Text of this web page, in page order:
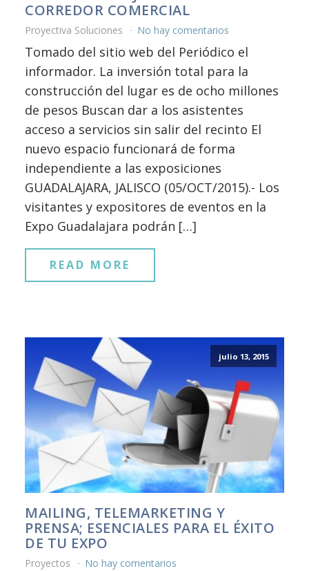
CORREDOR COMERCIAL
Proyectiva Soluciones No hay comentarios
Tomado del sitio web del Periódico el
informador. La inversión total para la
construcción del lugar es de ocho millones
de pesos Buscan dar a los asistentes
acceso a servicios sin salir del recinto El
nuevo espacio funcionará de forma
independiente a las exposiciones
GUADALAJARA, JALISCO (05/OCT/2015).- Los
visitantes y expositores de eventos en la
Expo Guadalajara podrán […]
READ MORE
julio 13, 2015
MAILING, TELEMARKETING Y
PRENSA; ESENCIALES PARA EL ÉXITO
DE TU EXPO
Proyectos No hay comentarios